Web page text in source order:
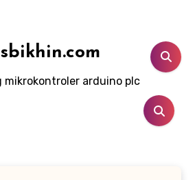
mikrokontroler arduino plc